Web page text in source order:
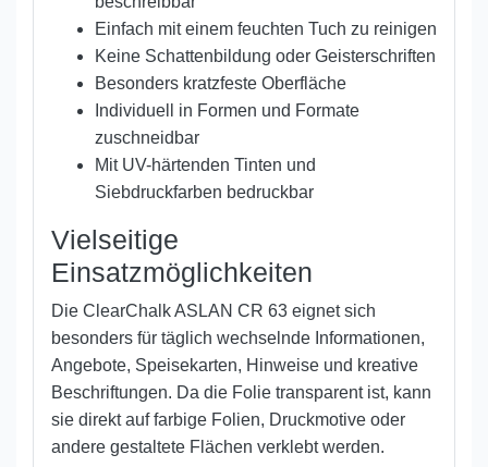
Einfach mit einem feuchten Tuch zu reinigen
Keine Schattenbildung oder Geisterschriften
Besonders kratzfeste Oberfläche
Individuell in Formen und Formate
zuschneidbar
Mit UV-härtenden Tinten und
Siebdruckfarben bedruckbar
Vielseitige
Einsatzmöglichkeiten
Die ClearChalk ASLAN CR 63 eignet sich
besonders für täglich wechselnde Informationen,
Angebote, Speisekarten, Hinweise und kreative
Beschriftungen. Da die Folie transparent ist, kann
sie direkt auf farbige Folien, Druckmotive oder
andere gestaltete Flächen verklebt werden.